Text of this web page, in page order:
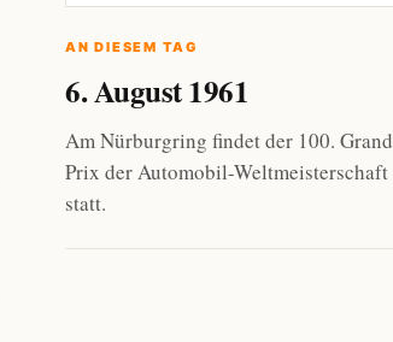
AN DIESEM TAG
6. August 1961
Am Nürburgring findet der 100. Grand
Prix der Automobil-Weltmeisterschaft
statt.